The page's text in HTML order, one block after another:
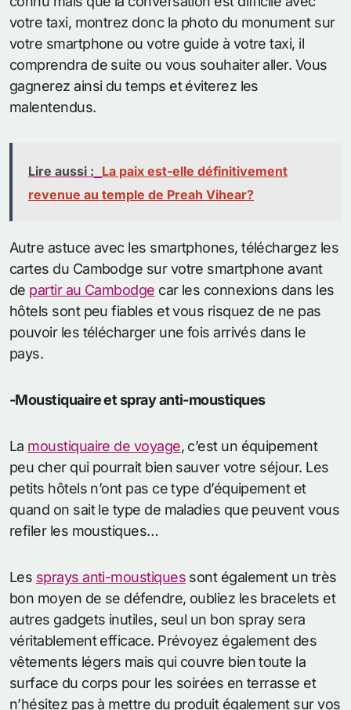
votre taxi, montrez donc la photo du monument sur
votre smartphone ou votre guide à votre taxi, il
comprendra de suite ou vous souhaiter aller. Vous
gagnerez ainsi du temps et éviterez les
malentendus.
Lire aussi : La paix est-elle définitivement
revenue au temple de Preah Vihear?
Autre astuce avec les smartphones, téléchargez les
cartes du Cambodge sur votre smartphone avant
de partir au Cambodge car les connexions dans les
hôtels sont peu fiables et vous risquez de ne pas
pouvoir les télécharger une fois arrivés dans le
pays.
-Moustiquaire et spray anti-moustiques
La moustiquaire de voyage, c’est un équipement
peu cher qui pourrait bien sauver votre séjour. Les
petits hôtels n’ont pas ce type d’équipement et
quand on sait le type de maladies que peuvent vous
refiler les moustiques…
Les sprays anti-moustiquessont également un très
bon moyen de se défendre, oubliez les bracelets et
autres gadgets inutiles, seul un bon spray sera
véritablement efficace. Prévoyez également des
vêtements légers mais qui couvre bien toute la
surface du corps pour les soirées en terrasse et
n’hésitez pas à mettre du produit également sur vos